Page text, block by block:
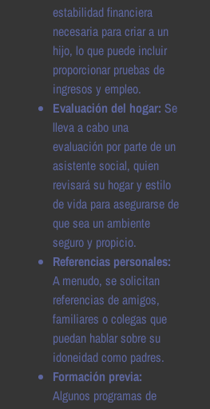
estabilidad financiera
necesaria para criar a un
hijo, lo que puede incluir
proporcionar pruebas de
ingresos y empleo.
Evaluación del hogar: Se
lleva a cabo una
evaluación por parte de un
asistente social, quien
revisará su hogar y estilo
de vida para asegurarse de
que sea un ambiente
seguro y propicio.
Referencias personales:
A menudo, se solicitan
referencias de amigos,
familiares o colegas que
puedan hablar sobre su
idoneidad como padres.
Formación previa:
Algunos programas de